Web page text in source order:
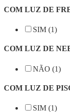
COM LUZ DE
SIM (1)
COM LUZ DE
NÃO (1)
COM LUZ DE
SIM (1)